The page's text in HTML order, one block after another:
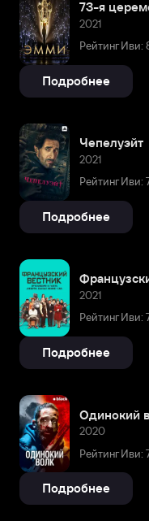
73-я
2021
Рейтинг Иви:
Подробнее
Чепелуэйт
2021
Рейтинг Иви:
Подробнее
2021
Рейтинг Иви:
Подробнее
Одинокий
2020
Рейтинг Иви:
Подробнее